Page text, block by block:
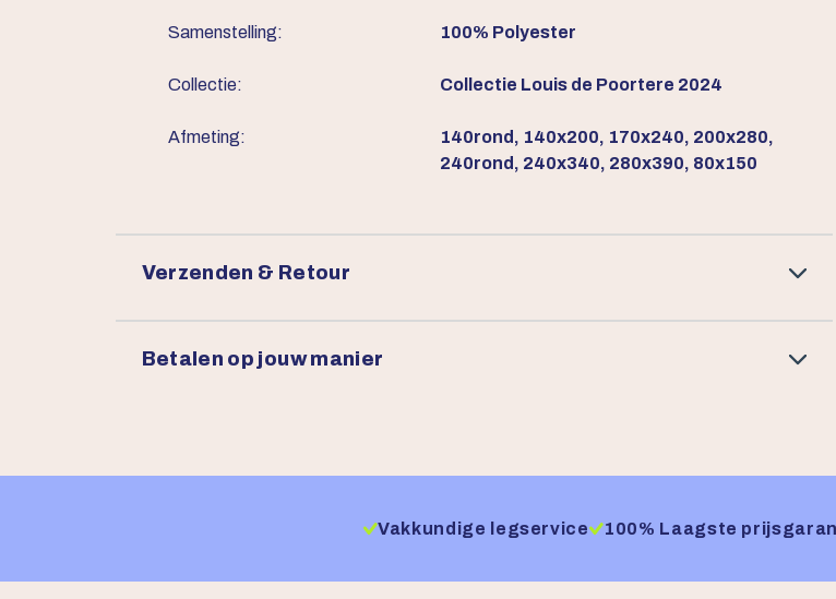
Samenstelling: 100% Polyester
Collectie: Collectie Louis de Poortere 2024
Afmeting:
140rond, 140x200, 170x240, 200x280,
240rond, 240x340, 280x390, 80x150
Verzenden & Retour
Betalen op jouw manier
Vakkundige legservice 100% Laagste